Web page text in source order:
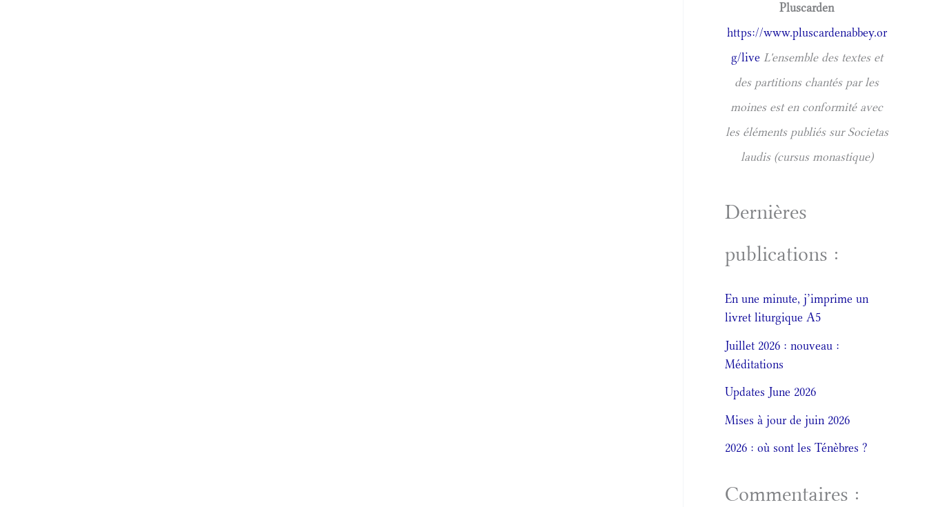
Pluscarden
https://www.pluscardenabbey.or
g/live L'ensemble des textes et
des partitions chantés par les
moines est en conformité avec
les éléments publiés sur Societas
laudis (cursus monastique)
Dernières
publications :
En une minute, j’imprime un
livret liturgique A5
Juillet 2026 : nouveau :
Méditations
Updates June 2026
Mises à jour de juin 2026
2026 : où sont les Ténèbres ?
Commentaires :